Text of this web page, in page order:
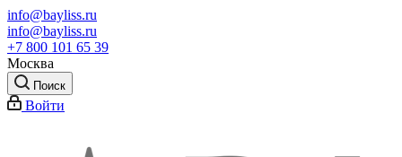
info@bayliss.ru
info@bayliss.ru
+7 800 101 65 39
Москва
Поиск
Войти